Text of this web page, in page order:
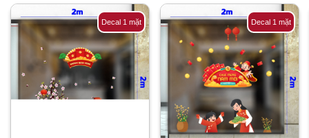
Decal 1 mặt Decal 1 mặt